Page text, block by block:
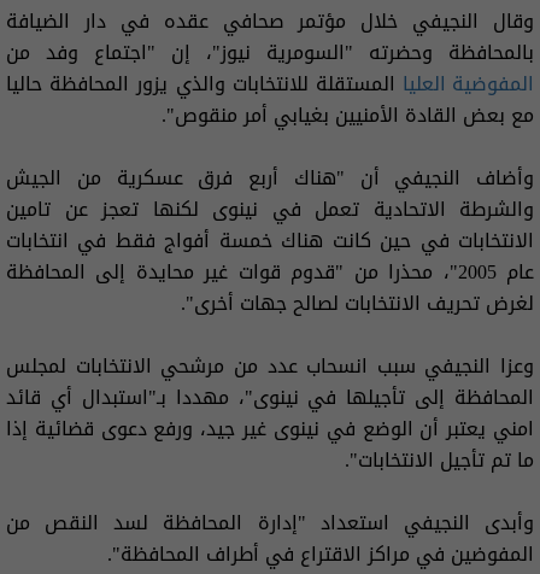
وقال النجيفي خلال مؤتمر صحافي عقده في دار الضيافة
بالمحافظة وحضرته "السومرية نيوز"، إن "اجتماع وفد من
المفوضية العليا المستقلة للانتخابات والذي يزور المحافظة حاليا
مع بعض القادة الأمنيين بغيابي أمر منقوص".
وأضاف النجيفي أن "هناك أربع فرق عسكرية من الجيش
والشرطة الاتحادية تعمل في نينوى لكنها تعجز عن تامين
الانتخابات في حين كانت هناك خمسة أفواج فقط في انتخابات
عام 2005"، محذرا من "قدوم قوات غير محايدة إلى المحافظة
لغرض تحريف الانتخابات لصالح جهات أخرى".
وعزا النجيفي سبب انسحاب عدد من مرشحي الانتخابات لمجلس
المحافظة إلى تأجيلها في نينوى"، مهددا بـ"استبدال أي قائد
امني يعتبر أن الوضع في نينوى غير جيد، ورفع دعوى قضائية إذا
ما تم تأجيل الانتخابات".
وأبدى النجيفي استعداد "إدارة المحافظة لسد النقص من
المفوضين في مراكز الاقتراع في أطراف المحافظة".